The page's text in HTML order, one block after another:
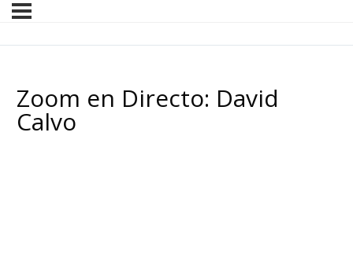
Zoom en Directo: David
Calvo